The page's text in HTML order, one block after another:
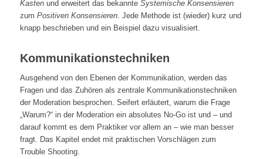
Kastenund erweitert das bekannte Systemische Konsensieren
zum Positiven Konsensieren. Jede Methode ist (wieder) kurz und
knapp beschrieben und ein Beispiel dazu visualisiert.
Kommunikationstechniken
Ausgehend von den Ebenen der Kommunikation, werden das
Fragen und das Zuhören als zentrale Kommunikationstechniken
der Moderation besprochen. Seifert erläutert, warum die Frage
„Warum?“ in der Moderation ein absolutes No-Go ist und – und
darauf kommt es dem Praktiker vor allem an – wie man besser
fragt. Das Kapitel endet mit praktischen Vorschlägen zum
Trouble Shooting.